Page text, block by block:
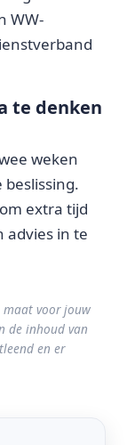
WW-
te denken
weken
extra tijd
advies in te
maat voor jouw
de inhoud van
en er